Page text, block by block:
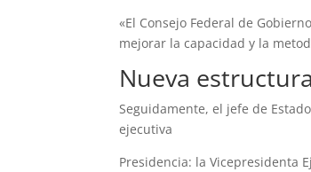
«El Consejo Federal de
mejorar la capacidad y la
Nueva
Seguidamente, el jefe de
ejecutiva
Presidencia: la Vicepresidenta